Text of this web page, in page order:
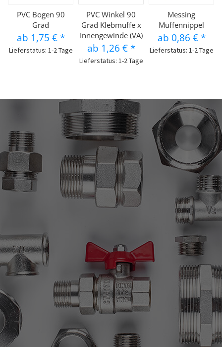
PVC Bogen 90
Grad
ab 1,75 € *
Lieferstatus: 1-2 Tage
PVC Winkel 90
Grad Klebmuffe x
Innengewinde (VA)
ab 1,26 € *
Lieferstatus: 1-2 Tage
Messing
Muffennippel
ab 0,86 € *
Lieferstatus: 1-2 Tage